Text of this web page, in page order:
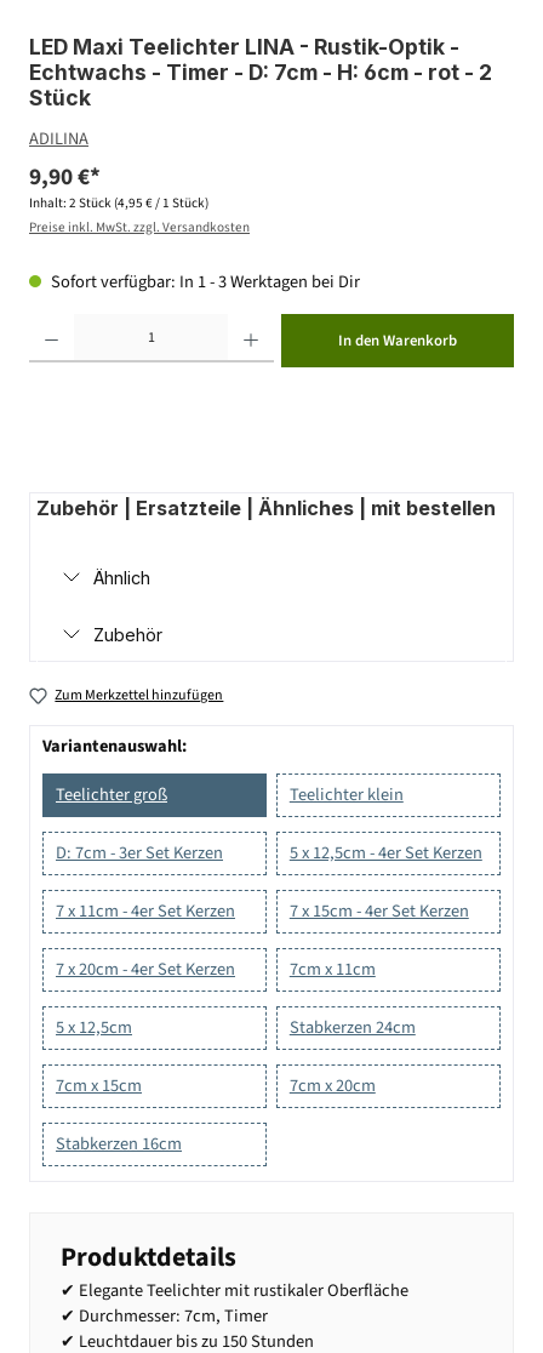
LED Maxi Teelichter LINA - Rustik-Optik -
Echtwachs - Timer - D: 7cm - H: 6cm - rot - 2
Stück
ADILINA
9,90 €*
Inhalt: 2 Stück (4,95 € / 1 Stück)
Preise inkl. MwSt. zzgl. Versandkosten
Sofort verfügbar: In 1 - 3 Werktagen bei Dir
In den Warenkorb
Zubehör | Ersatzteile | Ähnliches | mit bestellen
Ähnlich
Zubehör
Zum Merkzettel hinzufügen
Variantenauswahl:
Teelichter groß
Teelichter klein
D: 7cm - 3er Set Kerzen 5 x 12,5cm - 4er Set Kerzen
7 x 11cm - 4er Set Kerzen 7 x 15cm - 4er Set Kerzen
7 x 20cm - 4er Set Kerzen 7cm x 11cm
5 x 12,5cm Stabkerzen 24cm
7cm x 15cm 7cm x 20cm
Stabkerzen 16cm
Produktdetails
✔ Elegante Teelichter mit rustikaler Oberfläche
✔ Durchmesser: 7cm, Timer
✔ Leuchtdauer bis zu 150 Stunden